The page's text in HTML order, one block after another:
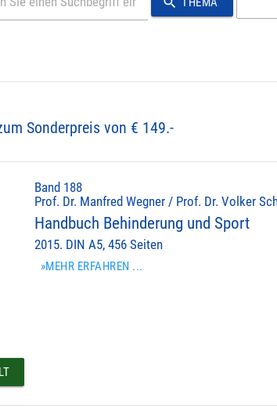
Sonderpreis von € 149.-
Band 188
Prof. Dr. Manfred Wegner / Prof. Dr. Volker
Handbuch Behinderung und Sport
2015. DIN A5, 456 Seiten
»MEHR ERFAHREN ...